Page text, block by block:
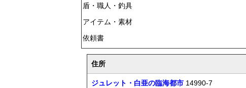
盾・職人・釣具
アイテム・素材
依頼書
住所
ジュレット・白亜の臨海都市 14990-7